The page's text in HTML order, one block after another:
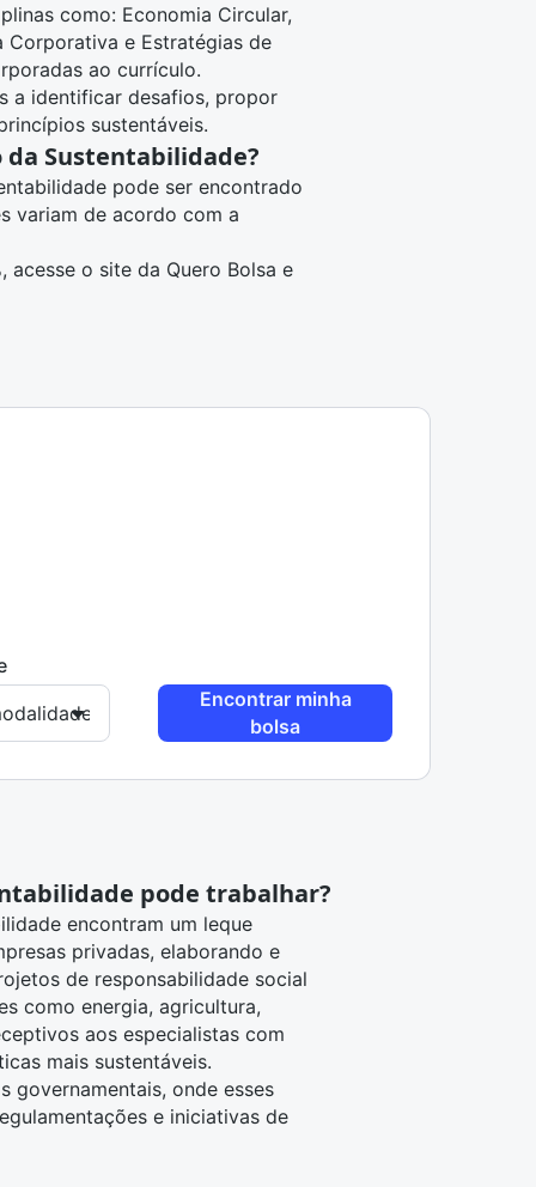
como: Economia Circular,
Corporativa e Estratégias de
ao currículo.
a identificar desafios, propor
sustentáveis.
Sustentabilidade?
pode ser encontrado
variam de acordo com a
acesse o site da Quero Bolsa e
Encontrar minha
bolsa
pode trabalhar?
encontram um leque
privadas, elaborando e
de responsabilidade social
como energia, agricultura,
aos especialistas com
mais sustentáveis.
governamentais, onde esses
e iniciativas de